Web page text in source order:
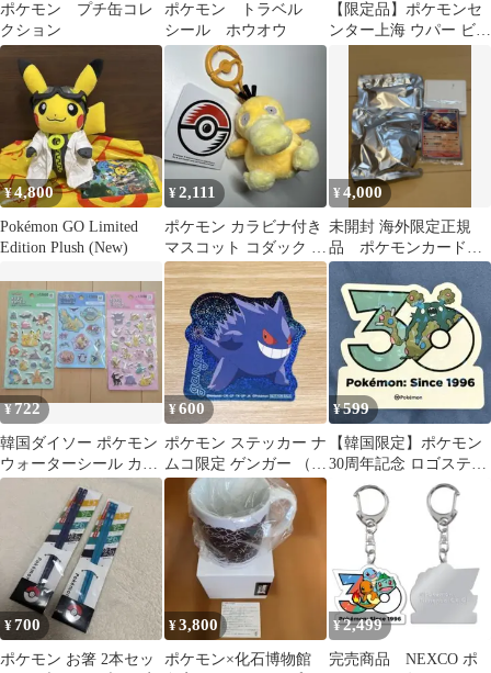
ポケモン プチ缶コレ
クション
ポケモン トラベル
シール ホウオウ
【限定品】ポケモンセ
ンター上海 ウパー ビニ
¥4,800
Pokémon GO Limited
Edition Plush (New)
¥2,111
ポケモン カラビナ付き
マスコット コダック ぬ
いぐるみ キーホルダー
¥4,000
未開封 海外限定正規
品 ポケモンカード&
フィギュア ウィンディ
絵夢点睛 151
¥722
韓国ダイソー ポケモン
ウォーターシール カプ
セルシール ぷくぷく
¥600
ポケモン ステッカー ナ
ムコ限定 ゲンガー （非
売品）
¥599
【韓国限定】ポケモン
30周年記念 ロゴステッ
カー ダストダス
¥700
ポケモン お箸 2本セッ
¥3,800
ポケモン×化石博物館
¥2,499
完売商品 NEXCO ポ